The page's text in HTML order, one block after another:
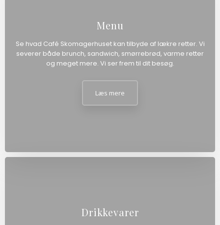
Menu
Se hvad Café Skomagerhuset kan tilbyde af lækre retter. Vi
severer både brunch, sandwich, smørrebrød, varme retter
og meget mere. Vi ser frem til dit besøg.
Læs mere​
Drikkevarer